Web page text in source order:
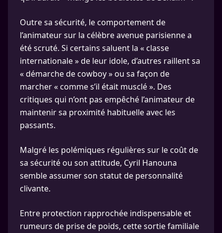
Outre sa sécurité, le comportement de
l’animateur sur la célèbre avenue parisienne a
été scruté. Si certains saluent la « classe
internationale » de leur idole, d’autres raillent sa
« démarche de cowboy » ou sa façon de
marcher « comme s’il était musclé ». Des
critiques qui n’ont pas empêché l’animateur de
maintenir sa proximité habituelle avec les
passants.
Malgré les polémiques régulières sur le coût de
sa sécurité ou son attitude, Cyril Hanouna
semble assumer son statut de personnalité
clivante.
Entre protection rapprochée indispensable et
rumeurs de prise de poids, cette sortie familiale